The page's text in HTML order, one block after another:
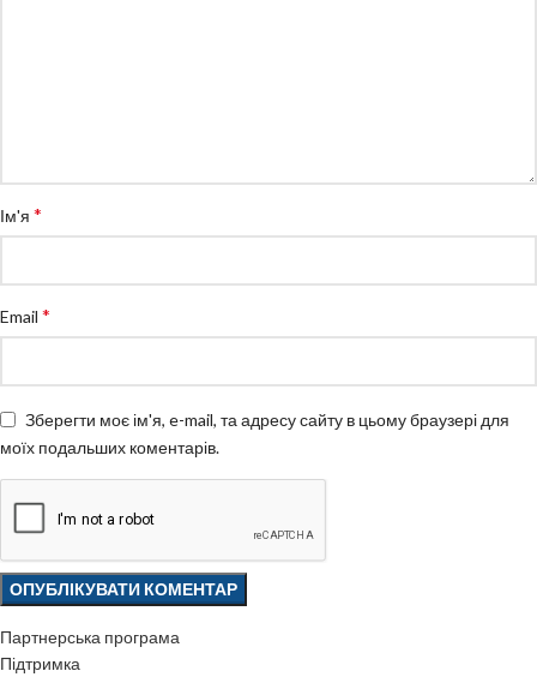
Ім'я *
Email *
Зберегти моє ім'я, e-mail, та адресу сайту в цьому браузері для
моїх подальших коментарів.
Партнерська програма
Підтримка